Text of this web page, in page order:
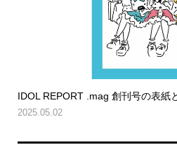
IDOL REPORT .mag 創刊号の表紙
2025.05.02